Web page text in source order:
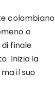
colombiano
a
finale
Inizia la
il suo